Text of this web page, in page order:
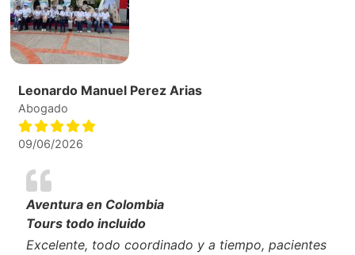
Leonardo Manuel Perez Arias
Abogado
09/06/2026
Aventura en Colombia
Tours todo incluido
Excelente, todo coordinado y a tiempo, pacientes